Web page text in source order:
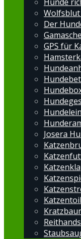
Der
GPS für
Josera